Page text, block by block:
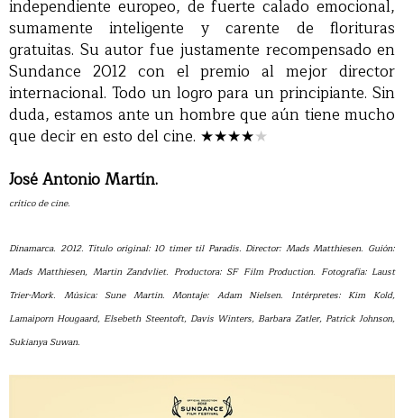
independiente europeo, de fuerte calado emocional,
sumamente inteligente y carente de florituras
gratuitas. Su autor fue justamente recompensado en
Sundance 2012 con el premio al mejor director
internacional. Todo un logro para un principiante. Sin
duda, estamos ante un hombre que aún tiene mucho
que decir en esto del cine. ★★★★★
José Antonio Martín.
crítico de cine.
Dinamarca. 2012. Título original: 10 timer til Paradis. Director: Mads Matthiesen. Guión:
Mads Matthiesen, Martin Zandvliet. Productora: SF Film Production. Fotografía: Laust
Trier-Mork. Música: Sune Martin. Montaje: Adam Nielsen. Intérpretes: Kim Kold,
Lamaiporn Hougaard, Elsebeth Steentoft, Davis Winters, Barbara Zatler, Patrick Johnson,
Sukianya Suwan.